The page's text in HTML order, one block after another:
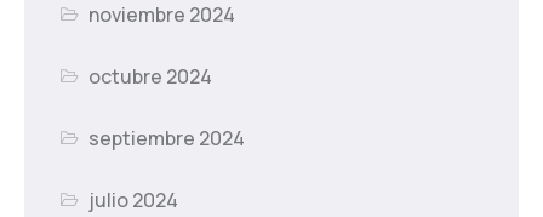
noviembre 2024
octubre 2024
septiembre 2024
julio 2024